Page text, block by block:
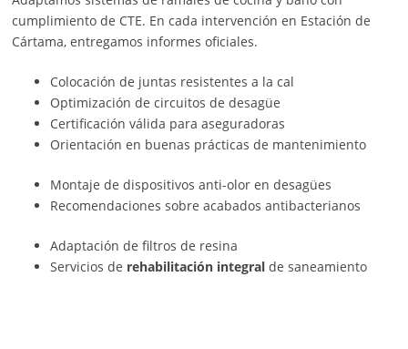
cumplimiento de CTE. En cada intervención en Estación de
Cártama, entregamos informes oficiales.
Colocación de juntas resistentes a la cal
Optimización de circuitos de desagüe
Certificación válida para aseguradoras
Orientación en buenas prácticas de mantenimiento
Montaje de dispositivos anti-olor en desagües
Recomendaciones sobre acabados antibacterianos
Adaptación de filtros de resina
Servicios de rehabilitación integralde saneamiento